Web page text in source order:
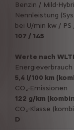
Benzin / Mild-
Nennleistung
bei U/min kw / PS
107 / 145
Werte nach
Energieverbrauch
5,4 l/100 km
CO₂-Emissionen
122 g/km
CO₂-Klasse
D